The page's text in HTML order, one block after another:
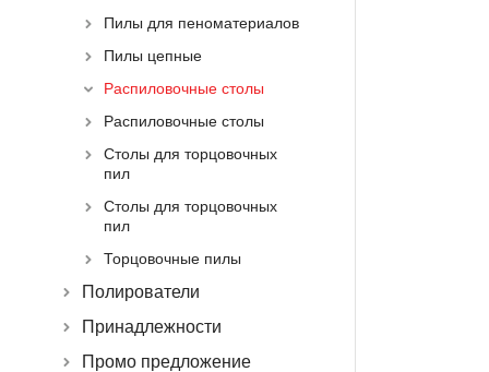
Пилы для пеноматериалов
Пилы цепные
Распиловочные столы
Распиловочные столы
Столы для торцовочных
пил
Столы для торцовочных
пил
Торцовочные пилы
Полирователи
Принадлежности
Промо предложение